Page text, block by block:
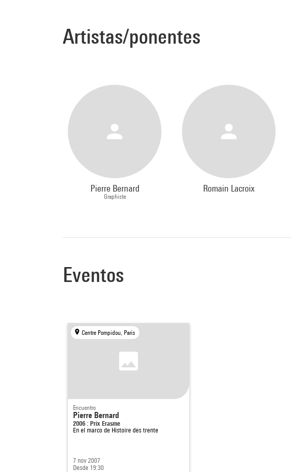
Artistas/ponentes
Pierre Bernard
Graphiste
Romain Lacroix
Eventos
Centre Pompidou, Paris
Encuentro
Pierre Bernard
2006 : Prix Erasme
En el marco de Histoire des trente
7 nov 2007
Desde 19:30